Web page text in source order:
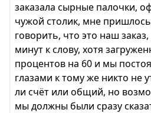
заказала сырные палочки,
чужой столик, мне пришлось
говорить, что это наш
минут к слову, хотя
процентов на 60 и мы
глазами к тому же никто не
ли счёт или общий, но
мы должны были сразу